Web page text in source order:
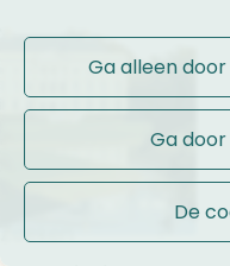
Ga alleen
Ga
De
Zoeken